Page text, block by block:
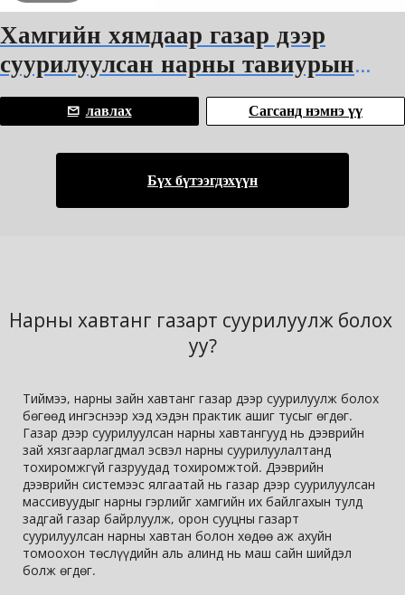
Хамгийн хямдаар газар дээр
суурилуулсан нарны тавиурын
систем Нарны газар суурилуулах
систем
лавлах Сагсанд нэмнэ үү
Бүх бүтээгдэхүүн
Нарны хавтанг газарт суурилуулж болох
уу?
Тиймээ, нарны зайн хавтанг газар дээр суурилуулж болох
бөгөөд ингэснээр хэд хэдэн практик ашиг тусыг өгдөг.
Газар дээр суурилуулсан нарны хавтангууд нь дээврийн
зай хязгаарлагдмал эсвэл нарны суурилуулалтанд
тохиромжгүй газруудад тохиромжтой. Дээврийн
дээврийн системээс ялгаатай нь газар дээр суурилуулсан
массивуудыг нарны гэрлийг хамгийн их байлгахын тулд
задгай газар байрлуулж, орон сууцны газарт
суурилуулсан нарны хавтан болон хөдөө аж ахуйн
томоохон төслүүдийн аль алинд нь маш сайн шийдэл
болж өгдөг.